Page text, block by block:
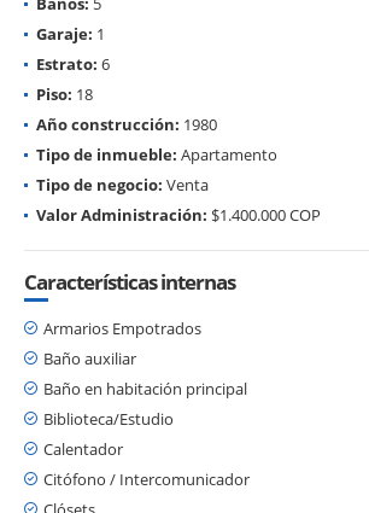
Garaje: 1
Estrato: 6
Piso: 18
Año construcción: 1980
Tipo de inmueble: Apartamento
Tipo de negocio: Venta
Valor Administración: $1.400.000 COP
Características internas
Armarios Empotrados
Baño auxiliar
Baño en habitación principal
Biblioteca/Estudio
Calentador
Citófono / Intercomunicador